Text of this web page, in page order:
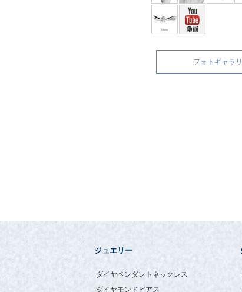
フォトギャラ
ジュエリー
ダイヤペンダントネックレス
ダイヤモンドピアス